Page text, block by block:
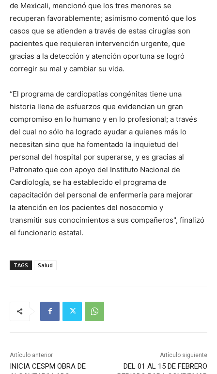
de Mexicali, mencionó que los tres menores se
recuperan favorablemente; asimismo comentó que los
casos que se atienden a través de estas cirugías son
pacientes que requieren intervención urgente, que
gracias a la detección y atención oportuna se logró
corregir su mal y cambiar su vida.
“El programa de cardiopatías congénitas tiene una
historia llena de esfuerzos que evidencian un gran
compromiso en lo humano y en lo profesional; a través
del cual no sólo ha logrado ayudar a quienes más lo
necesitan sino que ha fomentado la inquietud del
personal del hospital por superarse, y es gracias al
Patronato que con apoyo del Instituto Nacional de
Cardiología, se ha establecido el programa de
capacitación del personal de enfermería para mejorar
la atención en los pacientes del nosocomio y
transmitir sus conocimientos a sus compañeros", finalizó
el funcionario estatal.
TAGS Salud
Artículo anterior
INICIA CESPM OBRA DE
Artículo siguiente
DEL 01 AL 15 DE FEBRERO